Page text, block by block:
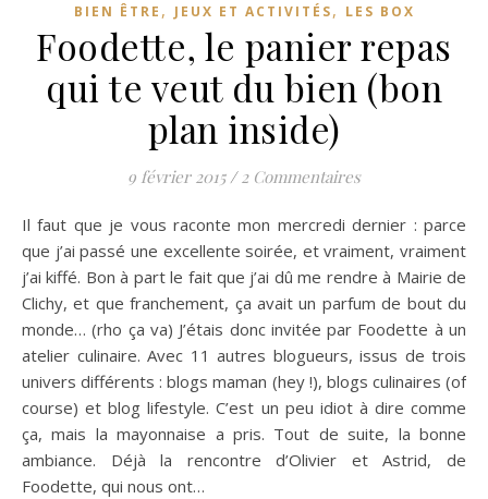
BIEN ÊTRE , JEUX ET ACTIVITÉS, LES BOX
Foodette, le panier repas
qui te veut du bien (bon
plan inside)
9 février 2015 / 2 Commentaires
Il faut que je vous raconte mon mercredi dernier : parce
que j’ai passé une excellente soirée, et vraiment, vraiment
j’ai kiffé. Bon à part le fait que j’ai dû me rendre à Mairie de
Clichy, et que franchement, ça avait un parfum de bout du
monde… (rho ça va) J’étais donc invitée par Foodette à un
atelier culinaire. Avec 11 autres blogueurs, issus de trois
univers différents : blogs maman (hey !), blogs culinaires (of
course) et blog lifestyle. C’est un peu idiot à dire comme
ça, mais la mayonnaise a pris. Tout de suite, la bonne
ambiance. Déjà la rencontre d’Olivier et Astrid, de
Foodette, qui nous ont…